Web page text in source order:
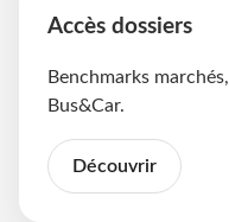
Accès dossiers
Benchmarks
Bus&Car.
Découvrir